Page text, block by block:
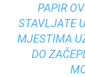
PAPIR
STAVLJATE
MJESTIMA
DO